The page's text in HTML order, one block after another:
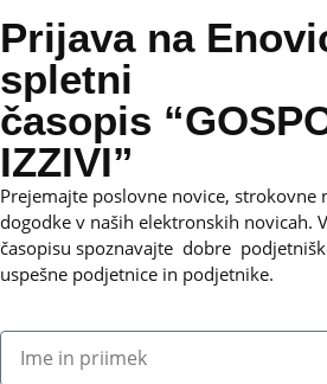
Prijava na
spletni
časopis
IZZIVI”
Prejemajte poslovne novice, strokovne
dogodke v naših elektronskih novicah.
časopisu spoznavajte dobre
uspešne podjetnice in podjetnike.